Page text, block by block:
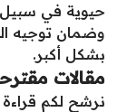
حيوية في سبيل
وضمان توجيه
بشكل أكبر.
مقالات
نرشح لكم قراءة